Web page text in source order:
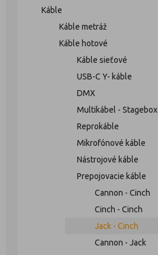
Káble
Káble metráž
Káble hotové
Káble sieťové
USB-C Y- káble
DMX
Multikábel - Stagebox
Reprokáble
Mikrofónové káble
Nástrojové káble
Prepojovacie káble
Cannon - Cinch
Cinch - Cinch
Jack - Cinch
Cannon - Jack